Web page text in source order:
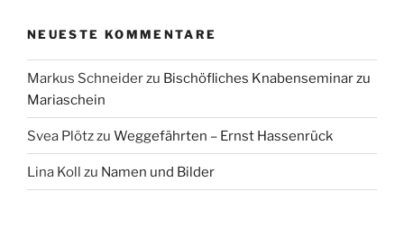
NEUESTE KOMMENTARE
Markus Schneiderzu Bischöfliches Knabenseminar zu
Mariaschein
Svea Plötzzu Weggefährten – Ernst Hassenrück
Lina Koll zu Namen und Bilder